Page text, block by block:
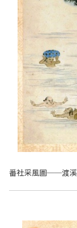
番社采風圖──渡溪